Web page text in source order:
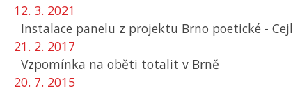
12. 3. 2021
Instalace panelu z projektu Brno poetické - Cejl
21. 2. 2017
Vzpomínka na oběti totalit v Brně
20. 7. 2015